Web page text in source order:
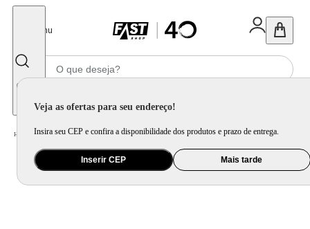
Menu
Veja as ofertas para seu endereço!
Insira seu CEP e confira a disponibilidade dos produtos e prazo de entrega.
Inserir CEP Mais tarde
Home Presentes / Presente Criativo / Porta-Retrato O Momento e A Lembrança